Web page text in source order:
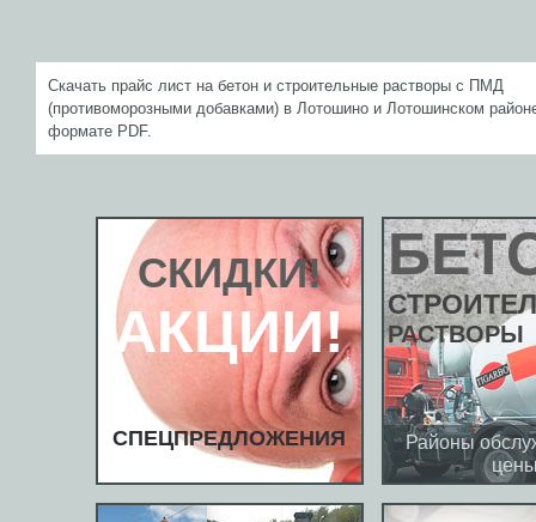
Скачать прайс лист на бетон и строительные растворы с ПМД
(противоморозными добавками) в Лотошино и Лотошинском
формате PDF.
СКИДКИ!
АКЦИИ!
СПЕЦПРЕДЛОЖЕНИЯ
РАСТВОРЫ
Районы